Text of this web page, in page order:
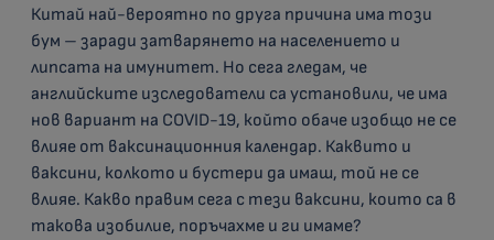
Китай най-вероятно по друга причина има този
бум – заради затварянето на населението и
липсата на имунитет. Но сега гледам, че
английските изследователи са установили, че има
нов вариант на COVID-19, който обаче изобщо не се
влияе от ваксинационния календар. Каквито и
ваксини, колкото и бустери да имаш, той не се
влияе. Какво правим сега с тези ваксини, които са в
такова изобилие, поръчахме и ги имаме?